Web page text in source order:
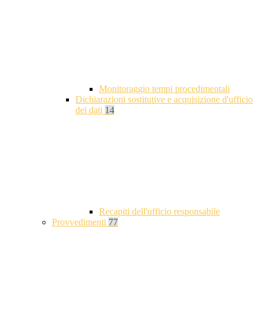
Monitoraggio tempi procedimentali
Dichiarazioni sostitutive e acquisizione d'ufficio
dei dati 14
Recapiti dell'ufficio responsabile
Provvedimenti 77